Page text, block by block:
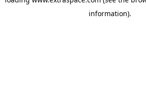
information).